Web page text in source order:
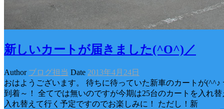
新しいカートが届きました(^O^)／
Author ブログ担当 Date 2013年4月24日
おはようございます。 待ちに待っていた新車のカートが
到着～！ 全てでは無いのですが今期は25台のカートを入れ
入れ替えて行く予定ですのでお楽しみに！ ただし！新